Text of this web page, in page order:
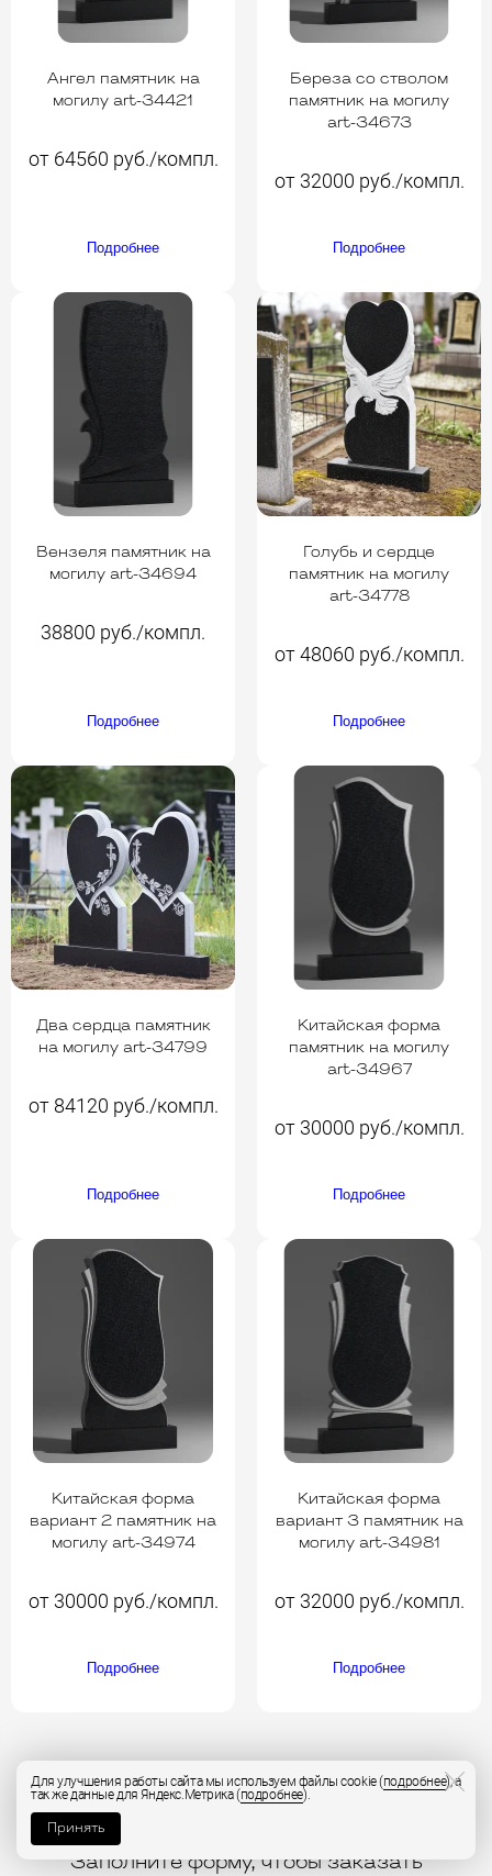
Ангел памятник на
могилу art-34421
от 64560 руб./компл.
Подробнее
Береза со стволом
памятник на могилу
art-34673
от 32000 руб./компл.
Подробнее
Вензеля памятник на
могилу art-34694
38800 руб./компл.
Подробнее
Голубь и сердце
памятник на могилу
art-34778
от 48060 руб./компл.
Подробнее
Два сердца памятник
на могилу art-34799
от 84120 руб./компл.
Подробнее
Китайская форма
памятник на могилу
art-34967
от 30000 руб./компл.
Подробнее
Китайская форма
вариант 2 памятник на
могилу art-34974
от 30000 руб./компл.
Подробнее
Китайская форма
вариант 3 памятник на
могилу art-34981
от 32000 руб./компл.
Подробнее
Заказ изготовления и расчет стоимости
Заполните форму, чтобы заказать
Для улучшения работы сайта мы используем файлы cookie (подробнее), а
так же данные для Яндекс.Метрика (подробнее).
Принять